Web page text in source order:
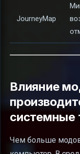
JourneyMap
Влияние
системные
Чем больше